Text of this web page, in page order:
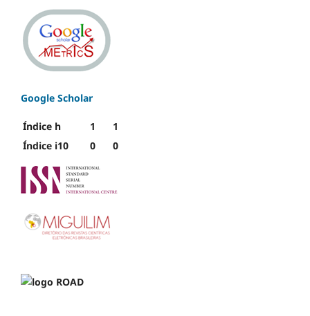
Google Scholar
Índice h 1
1
Índice i10
0 0